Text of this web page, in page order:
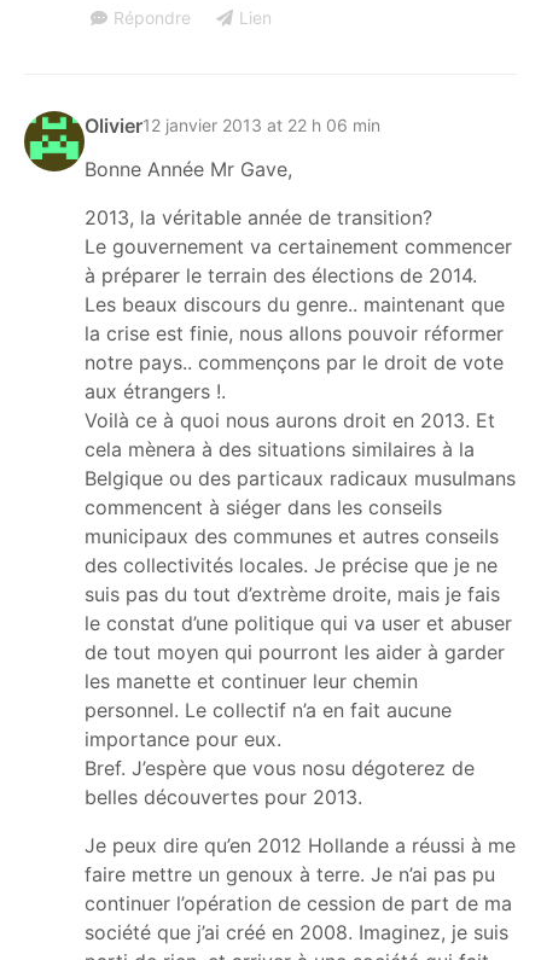
Répondre Lien
Olivier12 janvier 2013 at 22 h 06 min
Bonne Année Mr Gave,
2013, la véritable année de transition?
Le gouvernement va certainement commencer
à préparer le terrain des élections de 2014.
Les beaux discours du genre.. maintenant que
la crise est finie, nous allons pouvoir réformer
notre pays.. commençons par le droit de vote
aux étrangers !.
Voilà ce à quoi nous aurons droit en 2013. Et
cela mènera à des situations similaires à la
Belgique ou des particaux radicaux musulmans
commencent à siéger dans les conseils
municipaux des communes et autres conseils
des collectivités locales. Je précise que je ne
suis pas du tout d’extrème droite, mais je fais
le constat d’une politique qui va user et abuser
de tout moyen qui pourront les aider à garder
les manette et continuer leur chemin
personnel. Le collectif n’a en fait aucune
importance pour eux.
Bref. J’espère que vous nosu dégoterez de
belles découvertes pour 2013.
Je peux dire qu’en 2012 Hollande a réussi à me
faire mettre un genoux à terre. Je n’ai pas pu
continuer l’opération de cession de part de ma
société que j’ai créé en 2008. Imaginez, je suis